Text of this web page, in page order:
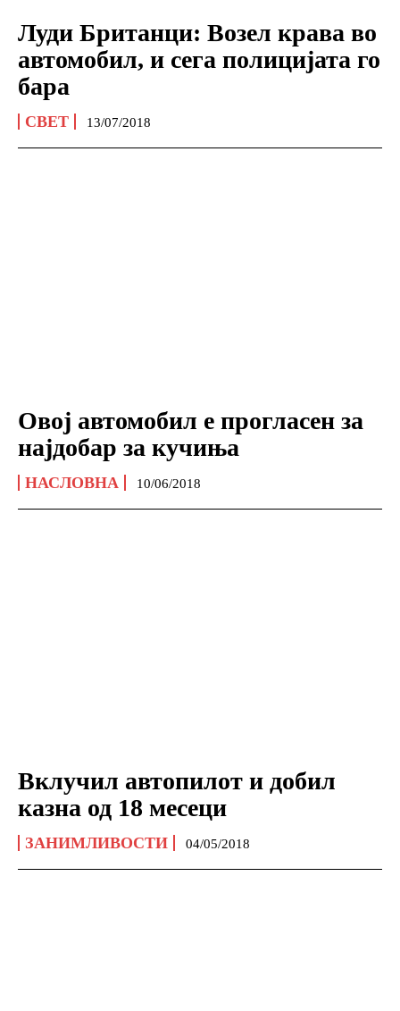
Луди Британци: Возел крава во
автомобил, и сега полицијата го
бара
СВЕТ 13/07/2018
Овој автомобил е прогласен за
најдобар за кучиња
НАСЛОВНА 10/06/2018
Вклучил автопилот и добил
казна од 18 месеци
ЗАНИМЛИВОСТИ 04/05/2018